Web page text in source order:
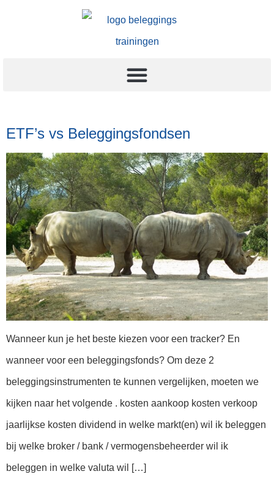
ETF’s vs Beleggingsfondsen
Wanneer kun je het beste kiezen voor een tracker? En
wanneer voor een beleggingsfonds? Om deze 2
beleggingsinstrumenten te kunnen vergelijken, moeten we
kijken naar het volgende . kosten aankoop kosten verkoop
jaarlijkse kosten dividend in welke markt(en) wil ik beleggen
bij welke broker / bank / vermogensbeheerder wil ik
beleggen in welke valuta wil […]